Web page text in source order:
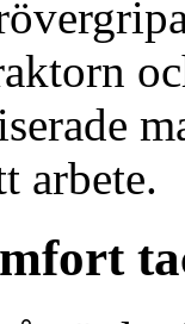
arbete.